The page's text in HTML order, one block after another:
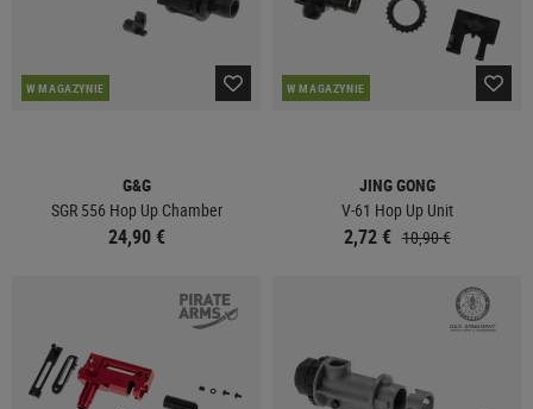
W MAGAZYNIE
G&G
SGR 556 Hop Up Chamber
24,90 €
W MAGAZYNIE
JING GONG
V-61 Hop Up Unit
2,72 € 10,90 €